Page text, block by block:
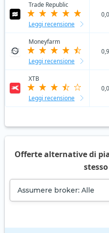
Trade Republic
Leggi recensione
Moneyfarm
Leggi recensione
XTB
Leggi recensione
Offerte alternative di
Assumere broker: Alle